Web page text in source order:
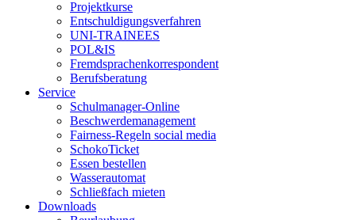
Projektkurse
Entschuldigungsverfahren
UNI-TRAINEES
POL&IS
Fremdsprachenkorrespondent
Berufsberatung
Service
Schulmanager-Online
Beschwerdemanagement
Fairness-Regeln social media
SchokoTicket
Essen bestellen
Wasserautomat
Schließfach mieten
Downloads